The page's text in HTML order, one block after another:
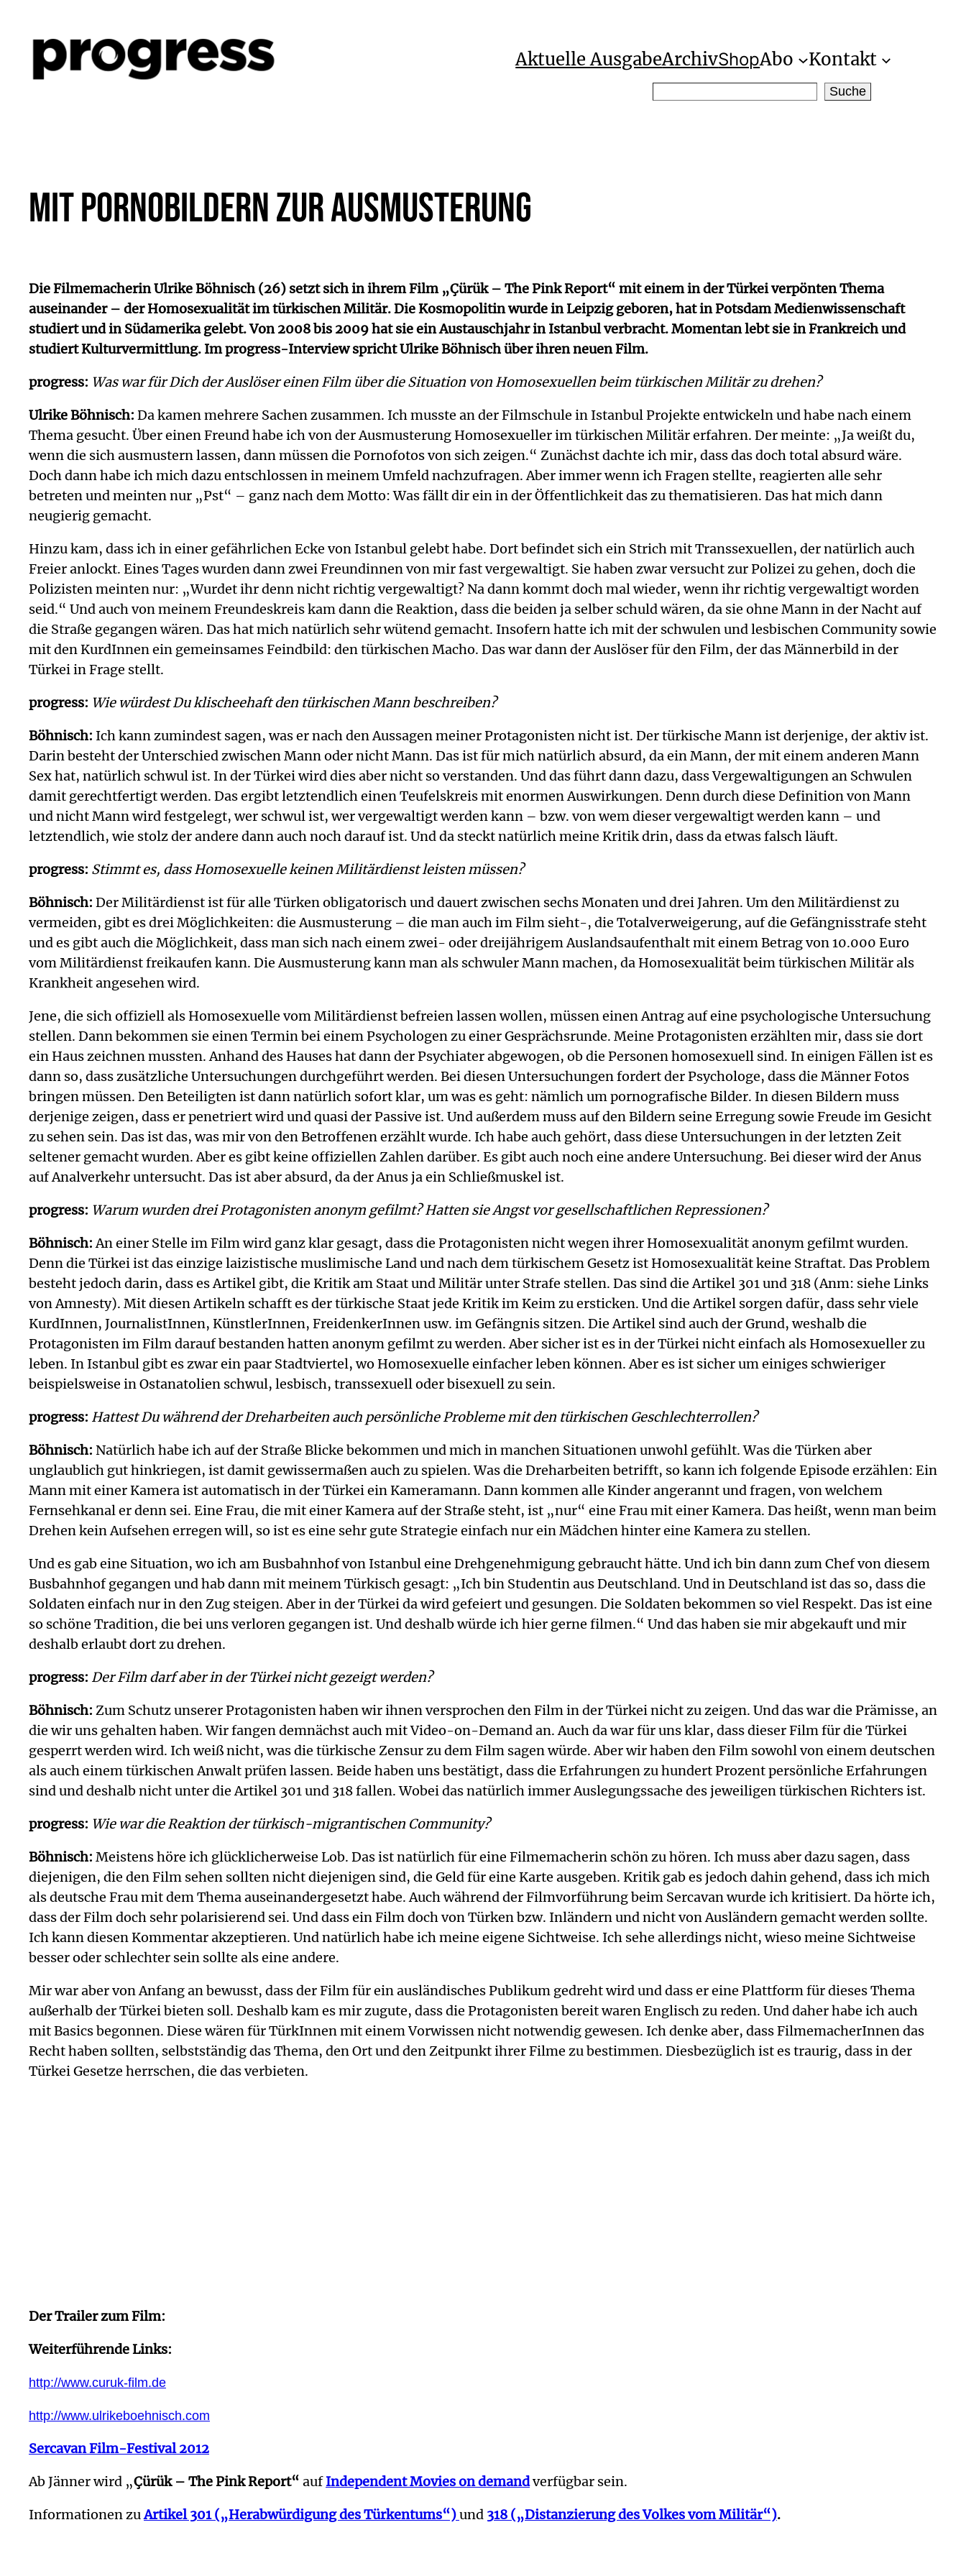
Inhalt
springen
Aktuelle AusgabeArchivShopAbo Kontakt
Suche
Mit Pornobildern zur Ausmusterung
Die Filmemacherin Ulrike Böhnisch (26) setzt sich in ihrem Film „Çürük – The Pink Report“ mit einem in der Türkei verpönten Thema
auseinander – der Homosexualität im türkischen Militär. Die Kosmopolitin wurde in Leipzig geboren, hat in Potsdam Medienwissenschaft
studiert und in Südamerika gelebt. Von 2008 bis 2009 hat sie ein Austauschjahr in Istanbul verbracht. Momentan lebt sie in Frankreich und
studiert Kulturvermittlung. Im progress-Interview spricht Ulrike Böhnisch über ihren neuen Film.
progress: Was war für Dich der Auslöser einen Film über die Situation von Homosexuellen beim türkischen Militär zu drehen?
Ulrike Böhnisch: Da kamenmehrere Sachen zusammen. Ich musste an der Filmschule in Istanbul Projekte entwickeln und habe nach einem
Thema gesucht. Über einen Freund habe ich von der Ausmusterung Homosexueller im türkischen Militär erfahren. Der meinte: „Ja weißt du,
wenn die sich ausmustern lassen, dann müssen die Pornofotos von sich zeigen.“ Zunächst dachte ich mir, dass das doch total absurd wäre.
Doch dann habe ich mich dazu entschlossen in meinem Umfeld nachzufragen. Aber immer wenn ich Fragen stellte, reagierten alle sehr
betreten und meinten nur „Pst“ – ganz nach dem Motto: Was fällt dir ein in der Öffentlichkeit das zu thematisieren. Das hat mich dann
neugierig gemacht.
Hinzu kam, dass ich in einer gefährlichen Ecke von Istanbul gelebt habe. Dort befindet sich ein Strich mit Transsexuellen, der natürlich auch
Freier anlockt. Eines Tages wurden dann zwei Freundinnen von mir fast vergewaltigt. Sie haben zwar versucht zur Polizei zu gehen, doch die
Polizisten meinten nur: „Wurdet ihr denn nicht richtig vergewaltigt? Na dann kommt doch mal wieder, wenn ihr richtig vergewaltigt worden
seid.“ Und auch von meinem Freundeskreis kam dann die Reaktion, dass die beiden ja selber schuld wären, da sie ohne Mann in der Nacht auf
die Straße gegangen wären. Das hat mich natürlich sehr wütend gemacht. Insofern hatte ich mit der schwulen und lesbischen Community sowie
mit den KurdInnen ein gemeinsames Feindbild: den türkischen Macho. Das war dann der Auslöser für den Film, der das Männerbild in der
Türkei in Frage stellt.
progress: Wie würdest Du klischeehaft den türkischen Mann beschreiben?
Böhnisch: Ich kann zumindest sagen, was er nach den Aussagen meiner Protagonisten nicht ist. Der türkische Mann ist derjenige, der aktiv ist.
Darin besteht der Unterschied zwischen Mann oder nicht Mann. Das ist für mich natürlich absurd, da ein Mann, der mit einem anderen Mann
Sex hat, natürlich schwul ist. In der Türkei wird dies aber nicht so verstanden. Und das führt dann dazu, dass Vergewaltigungen an Schwulen
damit gerechtfertigt werden. Das ergibt letztendlich einen Teufelskreis mit enormen Auswirkungen. Denn durch diese Definition von Mann
und nicht Mann wird festgelegt, wer schwul ist, wer vergewaltigt werden kann – bzw. von wem dieser vergewaltigt werden kann – und
letztendlich, wie stolz der andere dann auch noch darauf ist. Und da steckt natürlich meine Kritik drin, dass da etwas falsch läuft.
progress: Stimmt es, dass Homosexuelle keinen Militärdienst leisten müssen?
Böhnisch: Der Militärdienst ist für alle Türken obligatorisch und dauert zwischen sechs Monaten und drei Jahren. Um den Militärdienst zu
vermeiden, gibt es drei Möglichkeiten: die Ausmusterung – die man auch im Film sieht-, die Totalverweigerung, auf die Gefängnisstrafe steht
und es gibt auch die Möglichkeit, dass man sich nach einem zwei- oder dreijährigem Auslandsaufenthalt mit einem Betrag von 10.000 Euro
vom Militärdienst freikaufen kann. Die Ausmusterung kann man als schwuler Mann machen, da Homosexualität beim türkischen Militär als
Krankheit angesehen wird.
Jene, die sich offiziell als Homosexuelle vom Militärdienst befreien lassen wollen, müssen einen Antrag auf eine psychologische Untersuchung
stellen. Dann bekommen sie einen Termin bei einem Psychologen zu einer Gesprächsrunde. Meine Protagonisten erzählten mir, dass sie dort
ein Haus zeichnen mussten. Anhand des Hauses hat dann der Psychiater abgewogen, ob die Personen homosexuell sind. In einigen Fällen ist es
dann so, dass zusätzliche Untersuchungen durchgeführt werden. Bei diesen Untersuchungen fordert der Psychologe, dass die Männer Fotos
bringen müssen. Den Beteiligten ist dann natürlich sofort klar, um was es geht: nämlich um pornografische Bilder. In diesen Bildern muss
derjenige zeigen, dass er penetriert wird und quasi der Passive ist. Und außerdem muss auf den Bildern seine Erregung sowie Freude im Gesicht
zu sehen sein. Das ist das, was mir von den Betroffenen erzählt wurde. Ich habe auch gehört, dass diese Untersuchungen in der letzten Zeit
seltener gemacht wurden. Aber es gibt keine offiziellen Zahlen darüber. Es gibt auch noch eine andere Untersuchung. Bei dieser wird der Anus
auf Analverkehr untersucht. Das ist aber absurd, da der Anus ja ein Schließmuskel ist.
progress: Warum wurden drei Protagonisten anonym gefilmt? Hatten sie Angst vor gesellschaftlichen Repressionen?
Böhnisch:An einer Stelle im Film wird ganz klar gesagt, dass die Protagonisten nicht wegen ihrer Homosexualität anonym gefilmt wurden.
Denn die Türkei ist das einzige laizistische muslimische Land und nach dem türkischem Gesetz ist Homosexualität keine Straftat. Das Problem
besteht jedoch darin, dass es Artikel gibt, die Kritik am Staat und Militär unter Strafe stellen. Das sind die Artikel 301 und 318 (Anm: siehe Links
von Amnesty). Mit diesen Artikeln schafft es der türkische Staat jede Kritik im Keim zu ersticken. Und die Artikel sorgen dafür, dass sehr viele
KurdInnen, JournalistInnen, KünstlerInnen, FreidenkerInnen usw. im Gefängnis sitzen. Die Artikel sind auch der Grund, weshalb die
Protagonisten im Film darauf bestanden hatten anonym gefilmt zu werden. Aber sicher ist es in der Türkei nicht einfach als Homosexueller zu
leben. In Istanbul gibt es zwar ein paar Stadtviertel, wo Homosexuelle einfacher leben können. Aber es ist sicher um einiges schwieriger
beispielsweise in Ostanatolien schwul, lesbisch, transsexuell oder bisexuell zu sein.
progress: Hattest Du während der Dreharbeiten auch persönliche Probleme mit den türkischen Geschlechterrollen?
Böhnisch: Natürlich habe ich auf der Straße Blicke bekommen und mich in manchen Situationen unwohl gefühlt. Was die Türken aber
unglaublich gut hinkriegen, ist damit gewissermaßen auch zu spielen. Was die Dreharbeiten betrifft, so kann ich folgende Episode erzählen: Ein
Mann mit einer Kamera ist automatisch in der Türkei ein Kameramann. Dann kommen alle Kinder angerannt und fragen, von welchem
Fernsehkanal er denn sei. Eine Frau, die mit einer Kamera auf der Straße steht, ist „nur“ eine Frau mit einer Kamera. Das heißt, wenn man beim
Drehen kein Aufsehen erregen will, so ist es eine sehr gute Strategie einfach nur ein Mädchen hinter eine Kamera zu stellen.
Und es gab eine Situation, wo ich am Busbahnhof von Istanbul eine Drehgenehmigung gebraucht hätte. Und ich bin dann zum Chef von diesem
Busbahnhof gegangen und hab dann mit meinem Türkisch gesagt: „Ich bin Studentin aus Deutschland. Und in Deutschland ist das so, dass die
Soldaten einfach nur in den Zug steigen. Aber in der Türkei da wird gefeiert und gesungen. Die Soldaten bekommen so viel Respekt. Das ist eine
so schöne Tradition, die bei uns verloren gegangen ist. Und deshalb würde ich hier gerne filmen.“ Und das haben sie mir abgekauft und mir
deshalb erlaubt dort zu drehen.
progress: Der Film darf aber in der Türkei nicht gezeigt werden?
Böhnisch: Zum Schutz unserer Protagonisten haben wir ihnen versprochen den Film in der Türkei nicht zu zeigen. Und das war die Prämisse, an
die wir uns gehalten haben. Wir fangen demnächst auch mit Video-on-Demand an. Auch da war für uns klar, dass dieser Film für die Türkei
gesperrt werden wird. Ich weiß nicht, was die türkische Zensur zu dem Film sagen würde. Aber wir haben den Film sowohl von einem deutschen
als auch einem türkischen Anwalt prüfen lassen. Beide haben uns bestätigt, dass die Erfahrungen zu hundert Prozent persönliche Erfahrungen
sind und deshalb nicht unter die Artikel 301 und 318 fallen. Wobei das natürlich immer Auslegungssache des jeweiligen türkischen Richters ist.
progress: Wie war die Reaktion der türkisch-migrantischen Community?
Böhnisch: Meistens höre ich glücklicherweise Lob. Das ist natürlich für eine Filmemacherin schön zu hören. Ich muss aber dazu sagen, dass
diejenigen, die den Film sehen sollten nicht diejenigen sind, die Geld für eine Karte ausgeben. Kritik gab es jedoch dahin gehend, dass ich mich
als deutsche Frau mit dem Thema auseinandergesetzt habe. Auch während der Filmvorführung beim Sercavan wurde ich kritisiert. Da hörte ich,
dass der Film doch sehr polarisierend sei. Und dass ein Film doch von Türken bzw. Inländern und nicht von Ausländern gemacht werden sollte.
Ich kann diesen Kommentar akzeptieren. Und natürlich habe ich meine eigene Sichtweise. Ich sehe allerdings nicht, wieso meine Sichtweise
besser oder schlechter sein sollte als eine andere.
Mir war aber von Anfang an bewusst, dass der Film für ein ausländisches Publikum gedreht wird und dass er eine Plattform für dieses Thema
außerhalb der Türkei bieten soll. Deshalb kam es mir zugute, dass die Protagonisten bereit waren Englisch zu reden. Und daher habe ich auch
mit Basics begonnen. Diese wären für TürkInnen mit einem Vorwissen nicht notwendig gewesen. Ich denke aber, dass FilmemacherInnen das
Recht haben sollten, selbstständig das Thema, den Ort und den Zeitpunkt ihrer Filme zu bestimmen. Diesbezüglich ist es traurig, dass in der
Türkei Gesetze herrschen, die das verbieten.
Der Trailer zum Film:
Weiterführende Links:
http://www.curuk-film.de
http://www.ulrikeboehnisch.com
Sercavan Film-Festival 2012
Ab Jänner wird „Çürük – The Pink Report“ aufIndependent Movies on demandverfügbar sein.
Informationen zuArtikel 301 („Herabwürdigung des Türkentums“)und 318 („Distanzierung des Volkes vom Militär“).